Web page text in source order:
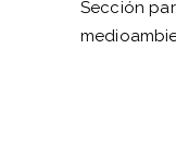
Sección